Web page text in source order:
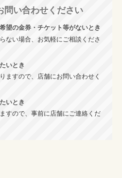
問い合わせください
望の金券・チケット等がないとき
ない場合、お気軽にご相談くださ
いとき
ますので、店舗にお問い合わせく
いとき
すので、事前に店舗にご連絡くだ